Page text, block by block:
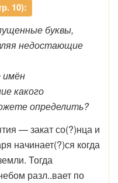
10):
буквы,
недостающие
имён
какого
определить?
— закат со(?)нца и
начинает(?)ся когда
Тогда
разл..вает по